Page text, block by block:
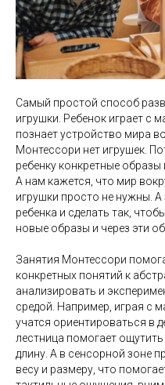
Самый простой способ
игрушки. Ребенок играет с
познает устройство мира
Монтессори нет игрушек.
ребенку конкретные
А нам кажется, что мир
игрушки просто не нужны.
ребенка и сделать так,
новые образы и через эти
Занятия Монтессори
конкретных понятий к
анализировать и
средой. Например, играя с
учатся ориентироваться в
лестница помогает
длину. А в сенсорной зоне
весу и размеру, что